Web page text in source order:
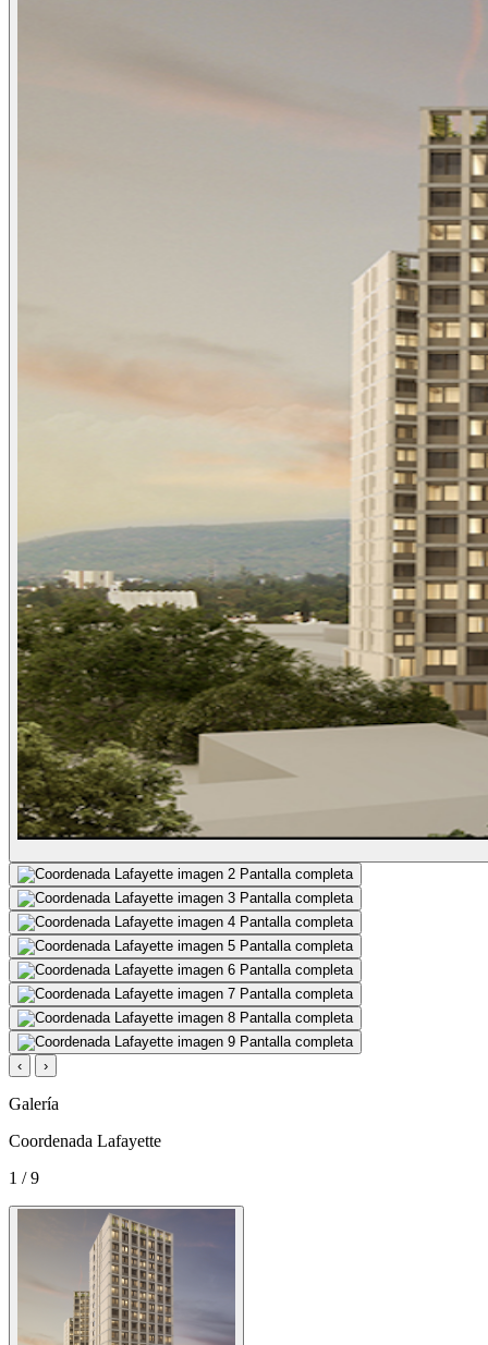
Pantalla completa
Pantalla completa
Pantalla completa
Pantalla completa
Pantalla completa
Pantalla completa
Pantalla completa
Pantalla completa
‹
›
Galería
Coordenada Lafayette
1 / 9